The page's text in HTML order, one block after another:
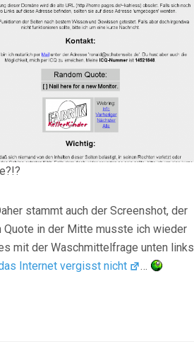
stammt auch der Screenshot, der
in der Mitte musste ich wieder
mit der Waschmittelfrage unten links
Internet vergisst nicht …